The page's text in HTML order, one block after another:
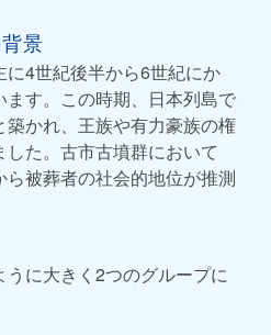
景
4世紀後半から6世紀にか
す。この時期、日本列島で
かれ、王族や有力豪族の権
た。古市古墳群において
ら被葬者の社会的地位が推測
に大きく2つのグループに